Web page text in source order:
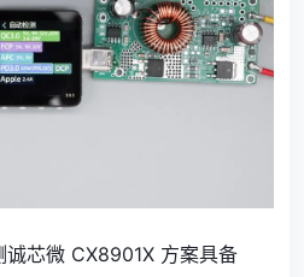
芯微 CX8901X 方案具备